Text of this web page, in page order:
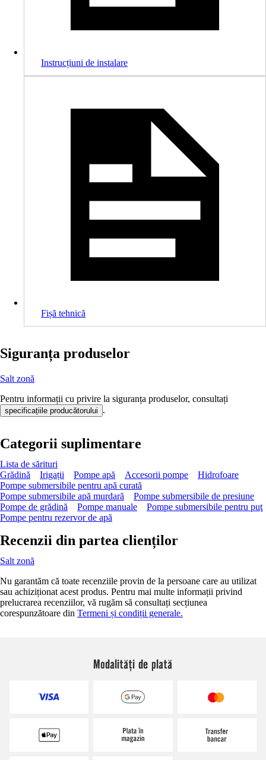
Instrucțiuni de instalare
Fișă tehnică
Siguranța produselor
Salt zonă
Pentru informații cu privire la siguranța produselor, consultați
specificațiile producătorului .
Categorii suplimentare
Lista de sărituri
Grădină
Irigații Pompe apă Accesorii pompe
Hidrofoare
Pompe submersibile pentru apă curată
Pompe submersibile apă murdară
Pompe submersibile de presiune
Pompe de grădină
Pompe manuale
Pompe submersibile pentru puţ
Pompe pentru rezervor de apă
Recenzii din partea clienților
Salt zonă
Nu garantăm că toate recenziile provin de la persoane care au utilizat
sau achiziționat acest produs. Pentru mai multe informații privind
prelucrarea recenziilor, vă rugăm să consultați secțiunea
corespunzătoare din Termeni și condiții generale.
Modalități de plată